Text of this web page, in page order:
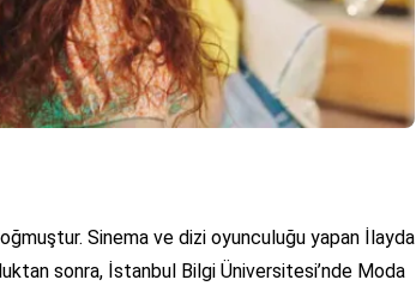
Sinema ve dizi oyunculuğu yapan İlayda
sonra, İstanbul Bilgi Üniversitesi’nde Moda